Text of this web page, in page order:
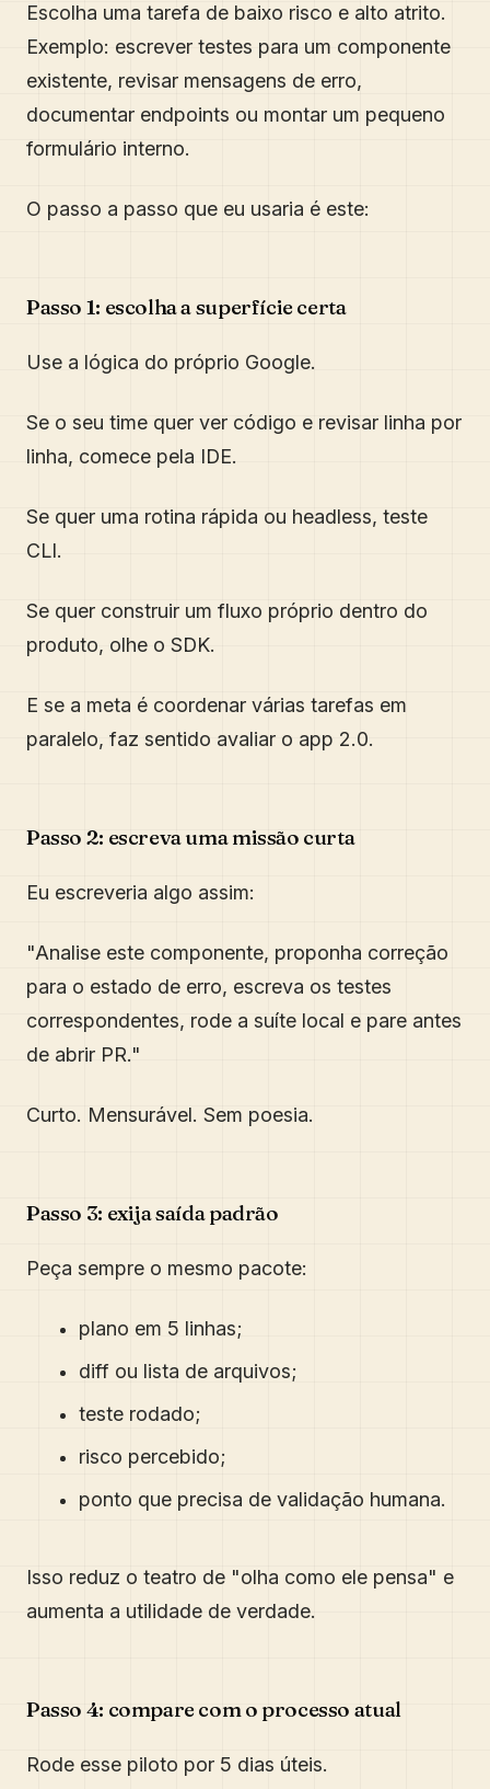
Escolha uma tarefa de baixo risco e alto atrito.
Exemplo: escrever testes para um componente
existente, revisar mensagens de erro,
documentar endpoints ou montar um pequeno
formulário interno.
O passo a passo que eu usaria é este:
Passo 1: escolha a superfície certa
Use a lógica do próprio Google.
Se o seu time quer ver código e revisar linha por
linha, comece pela IDE.
Se quer uma rotina rápida ou headless, teste
CLI.
Se quer construir um fluxo próprio dentro do
produto, olhe o SDK.
E se a meta é coordenar várias tarefas em
paralelo, faz sentido avaliar o app 2.0.
Passo 2: escreva uma missão curta
Eu escreveria algo assim:
"Analise este componente, proponha correção
para o estado de erro, escreva os testes
correspondentes, rode a suíte local e pare antes
de abrir PR."
Curto. Mensurável. Sem poesia.
Passo 3: exija saída padrão
Peça sempre o mesmo pacote:
plano em 5 linhas;
diff ou lista de arquivos;
teste rodado;
risco percebido;
ponto que precisa de validação humana.
Isso reduz o teatro de "olha como ele pensa" e
aumenta a utilidade de verdade.
Passo 4: compare com o processo atual
Rode esse piloto por 5 dias úteis.